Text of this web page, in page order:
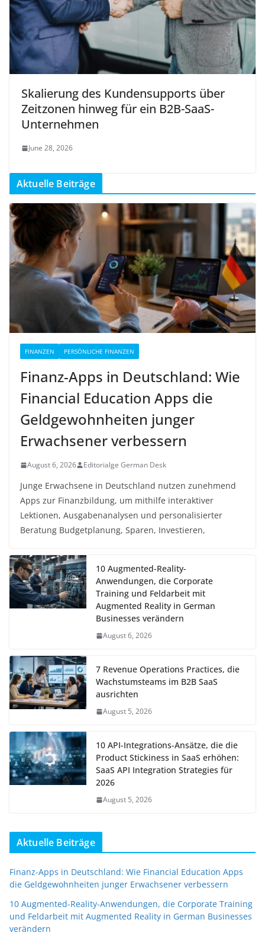
Skalierung des Kundensupports über
Zeitzonen hinweg für ein B2B-SaaS-
Unternehmen
June 28, 2026
Aktuelle Beiträge
FINANZEN PERSÖNLICHE FINANZEN
Finanz-Apps in Deutschland: Wie
Financial Education Apps die
Geldgewohnheiten junger
Erwachsener verbessern
August 6, 2026 Editorialge German Desk
Junge Erwachsene in Deutschland nutzen zunehmend
Apps zur Finanzbildung, um mithilfe interaktiver
Lektionen, Ausgabenanalysen und personalisierter
Beratung Budgetplanung, Sparen, Investieren,
10 Augmented-Reality-
Anwendungen, die Corporate
Training und Feldarbeit mit
Augmented Reality in German
Businesses verändern
August 6, 2026
7 Revenue Operations Practices, die
Wachstumsteams im B2B SaaS
ausrichten
August 5, 2026
10 API-Integrations-Ansätze, die die
Product Stickiness in SaaS erhöhen:
SaaS API Integration Strategies für
2026
August 5, 2026
Aktuelle Beiträge
Finanz-Apps in Deutschland: Wie Financial Education Apps
die Geldgewohnheiten junger Erwachsener verbessern
10 Augmented-Reality-Anwendungen, die Corporate Training
und Feldarbeit mit Augmented Reality in German Businesses
verändern